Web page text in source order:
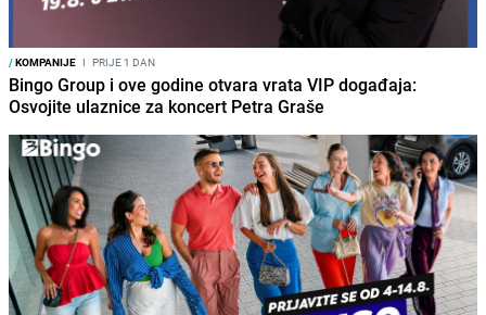
/KOMPANIJE I PRIJE 1 DAN
Bingo Group i ove godine otvara vrata VIP događaja:
Osvojite ulaznice za koncert Petra Graše